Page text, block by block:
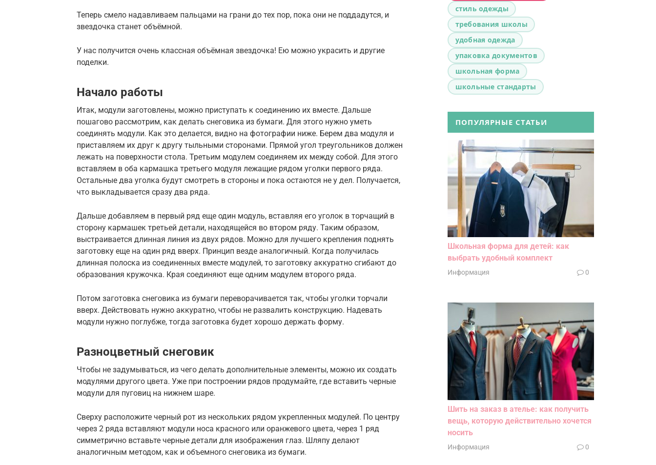
Теперь смело надавливаем пальцами на грани до тех пор, пока они не поддадутся, и
звездочка станет объёмной.
У нас получится очень классная объёмная звездочка! Ею можно украсить и другие
поделки.
Начало работы
Итак, модули заготовлены, можно приступать к соединению их вместе. Дальше
пошагово рассмотрим, как делать снеговика из бумаги. Для этого нужно уметь
соединять модули. Как это делается, видно на фотографии ниже. Берем два модуля и
приставляем их друг к другу тыльными сторонами. Прямой угол треугольников должен
лежать на поверхности стола. Третьим модулем соединяем их между собой. Для этого
вставляем в оба кармашка третьего модуля лежащие рядом уголки первого ряда.
Остальные два уголка будут смотреть в стороны и пока остаются не у дел. Получается,
что выкладывается сразу два ряда.
Дальше добавляем в первый ряд еще один модуль, вставляя его уголок в торчащий в
сторону кармашек третьей детали, находящейся во втором ряду. Таким образом,
выстраивается длинная линия из двух рядов. Можно для лучшего крепления поднять
заготовку еще на один ряд вверх. Принцип везде аналогичный. Когда получилась
длинная полоска из соединенных вместе модулей, то заготовку аккуратно сгибают до
образования кружочка. Края соединяют еще одним модулем второго ряда.
Потом заготовка снеговика из бумаги переворачивается так, чтобы уголки торчали
вверх. Действовать нужно аккуратно, чтобы не развалить конструкцию. Надевать
модули нужно поглубже, тогда заготовка будет хорошо держать форму.
Разноцветный снеговик
Чтобы не задумываться, из чего делать дополнительные элементы, можно их создать
модулями другого цвета. Уже при построении рядов продумайте, где вставить черные
модули для пуговиц на нижнем шаре.
Сверху расположите черный рот из нескольких рядом укрепленных модулей. По центру
через 2 ряда вставляют модули носа красного или оранжевого цвета, через 1 ряд
симметрично вставьте черные детали для изображения глаз. Шляпу делают
аналогичным методом, как и объемного снеговика из бумаги.
стиль одежды
требования школы
удобная одежда
упаковка документов
школьная форма
школьные стандарты
ПОПУЛЯРНЫЕ СТАТЬИ
Школьная форма для детей: как
выбрать удобный комплект
Информация 0
Шить на заказ в ателье: как получить
вещь, которую действительно хочется
носить
Информация 0